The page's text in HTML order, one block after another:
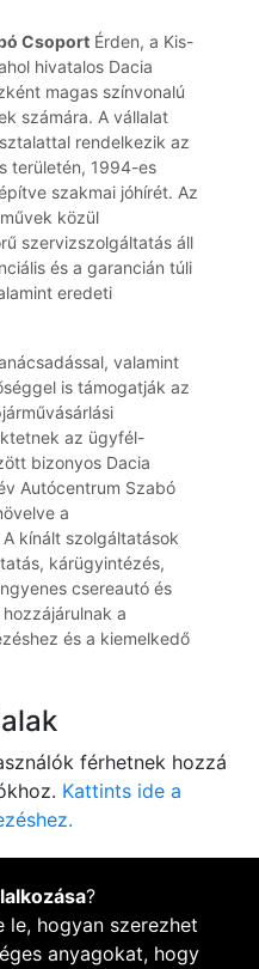
Csoport Érden, a Kis-
hivatalos Dacia
magas színvonalú
számára. A vállalat
rendelkezik az
területén, 1994-es
szakmai jóhírét. Az
közül
szervizszolgáltatás áll
és a garancián túli
eredeti
valamint
is támogatják az
az ügyfél-
bizonyos Dacia
Autócentrum Szabó
a
kínált szolgáltatások
kárügyintézés,
csereautó és
a
és a kiemelkedő
férhetnek hozzá
Kattints ide a
?
le, hogyan szerezhet
anyagokat, hogy